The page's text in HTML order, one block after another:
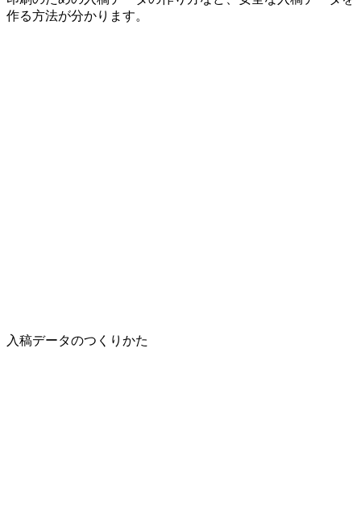
作る方法が分かります。
入稿データのつくりかた